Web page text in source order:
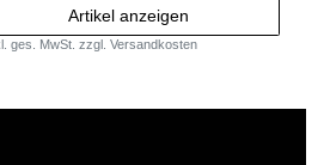
Artikel anzeigen
ges. MwSt. zzgl.Versandkosten